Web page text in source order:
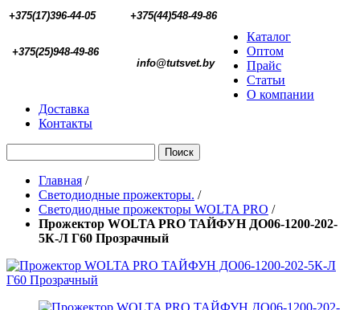
+375(17)396-44-05 +375(44)548-49-86
+375(25)948-49-86
  info@tutsvet.by
Каталог
Оптом
Прайс
Статьи
О компании
Доставка
Контакты
Поиск
Главная /
Светодиодные прожекторы. /
Светодиодные прожекторы WOLTA PRO /
Прожектор WOLTA PRO ТАЙФУН ДО06-1200-202-
5К-Л Г60 Прозрачный